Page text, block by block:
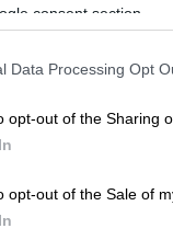
consent section.
Data Processing Opt
opt-out of the Sharing
opt-out of the Sale of